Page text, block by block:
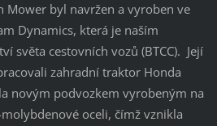
Mower byl navržen a vyroben ve
Dynamics, která je naším
světa cestovních vozů (BTCC). Její
zahradní traktor Honda
novým podvozkem vyrobeným na
oceli, čímž vznikla